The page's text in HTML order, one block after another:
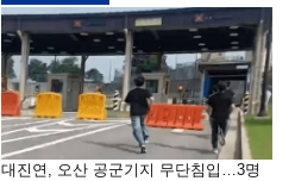
대진연, 오산 공군기지 무단침입…3명